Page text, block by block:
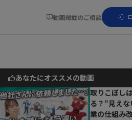
動画掲載のご相談
動画でご紹介しているサービス
お気軽にご相談・ご質問いただけ
あなたにオススメの動画
取りこぼし
る？“見え
業の仕組み